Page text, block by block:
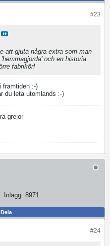
#23
att gjuta några extra som man
och en historia
fabrikör!
framtiden :-)
du leta utomlands :-)
grejor
Inlägg: 8971
Dela
#24